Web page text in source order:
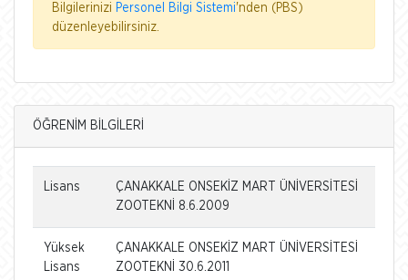
Bilgilerinizi Personel Bilgi Sistemi'nden (PBS)
düzenleyebilirsiniz.
ÖĞRENİM BİLGİLERİ
Lisans
ÇANAKKALE ONSEKİZ MART ÜNİVERSİTESİ
ZOOTEKNİ 8.6.2009
Yüksek
Lisans
ÇANAKKALE ONSEKİZ MART ÜNİVERSİTESİ
ZOOTEKNİ 30.6.2011